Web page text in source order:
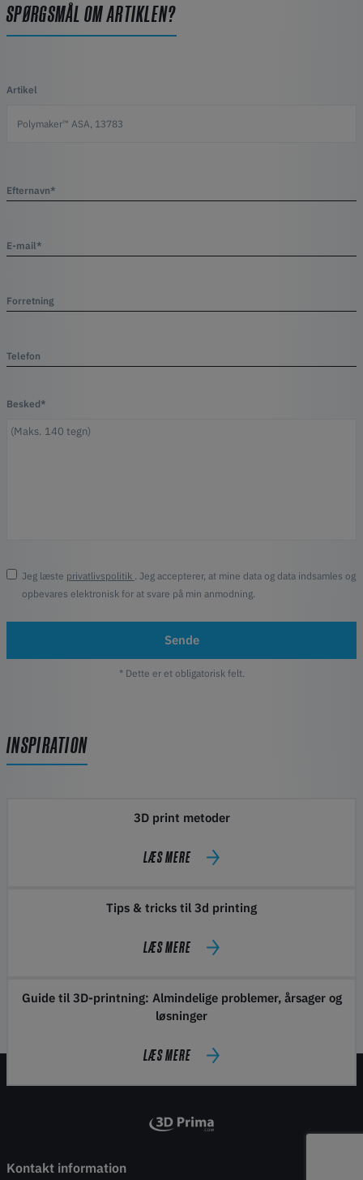
SPØRGSMÅL OM ARTIKLEN?
Artikel
Efternavn*
E-mail*
Forretning
Telefon
Besked*
Jeg læste privatlivspolitik
. Jeg accepterer, at mine data og data indsamles og
opbevares elektronisk for at svare på min anmodning.
Sende
* Dette er et obligatorisk felt.
INSPIRATION
3D print metoder
LÆS MERE
Tips & tricks til 3d printing
LÆS MERE
Guide til 3D-printning: Almindelige problemer, årsager og
løsninger
LÆS MERE
Kontakt information